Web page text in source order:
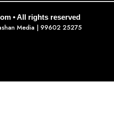
• All rights reserved
Media| 99602 25275